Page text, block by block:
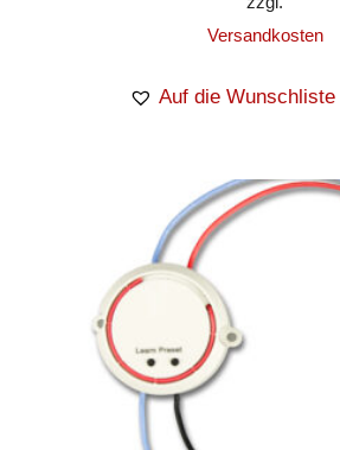
Versandkosten
Auf die